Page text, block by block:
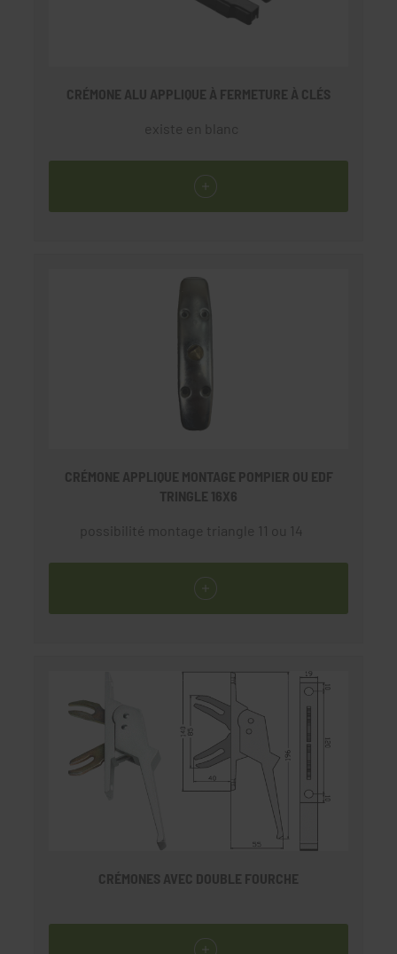
CRÉMONE ALU APPLIQUE À FERMETURE À CLÉS
existe en blanc
CRÉMONE APPLIQUE MONTAGE POMPIER OU EDF
TRINGLE 16X6
possibilité montage triangle 11 ou 14
CRÉMONES AVEC DOUBLE FOURCHE